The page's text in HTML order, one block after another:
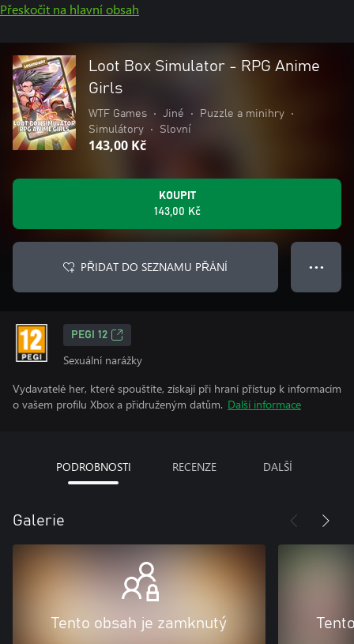
Přeskočit na hlavní obsah
Loot Box Simulator - RPG Anime
Girls
WTF Games • Jiné • Puzzle a minihry
•
Simulátory
• Slovní
143,00 Kč
KOUPIT
143,00 Kč
PŘIDAT DO SEZNAMU PŘÁNÍ ● ● ●
PEGI 12
Sexuální narážky
Vydavatelé her, které spouštíte, získají při hraní přístup k informacím
o vašem profilu Xbox a přidruženým datům. Další informace
PODROBNOSTI RECENZE DALŠÍ
Galerie
Tento obsah je zamknutý